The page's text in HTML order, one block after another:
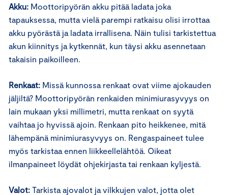
Akku: Moottoripyörän akku pitää ladata joka
tapauksessa, mutta vielä parempi ratkaisu olisi irrottaa
akku pyörästä ja ladata irrallisena. Näin tulisi tarkistettua
akun kiinnitys ja kytkennät, kun täysi akku asennetaan
takaisin paikoilleen.
Renkaat: Missä kunnossa renkaat ovat viime ajokauden
jäljiltä? Moottoripyörän renkaiden minimiurasyvyys on
lain mukaan yksi millimetri, mutta renkaat on syytä
vaihtaa jo hyvissä ajoin. Renkaan pito heikkenee, mitä
lähempänä minimiurasyvyys on. Rengaspaineet tulee
myös tarkistaa ennen liikkeellelähtöä. Oikeat
ilmanpaineet löydät ohjekirjasta tai renkaan kyljestä.
Valot: Tarkista ajovalot ja vilkkujen valot, jotta olet